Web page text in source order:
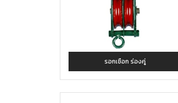
รอกเชือก ร่องคู่